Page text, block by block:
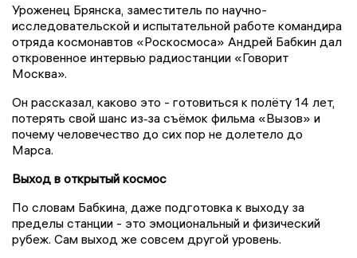
Уроженец Брянска, заместитель по научно-
исследовательской и испытательной работе командира
отряда космонавтов «Роскосмоса» Андрей Бабкин дал
откровенное интервью радиостанции «Говорит
Москва».
Он рассказал, каково это - готовиться к полёту 14 лет,
потерять свой шанс из‑за съёмок фильма «Вызов» и
почему человечество до сих пор не долетело до
Марса.
Выход в открытый космос
По словам Бабкина, даже подготовка к выходу за
пределы станции - это эмоциональный и физический
рубеж. Сам выход же совсем другой уровень.